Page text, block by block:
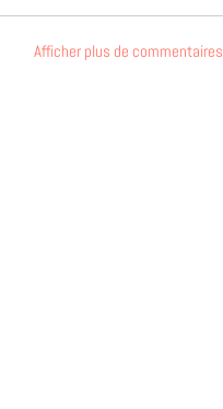
Afficher plus de commentaires